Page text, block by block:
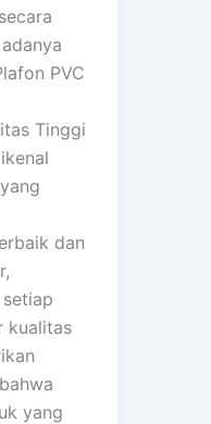
PVC
Tinggi
dan
kualitas
yang